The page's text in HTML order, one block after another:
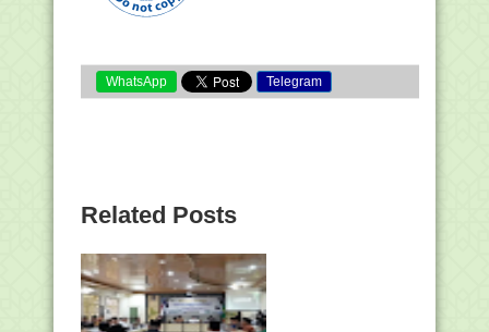
WhatsApp Telegram
Related Posts